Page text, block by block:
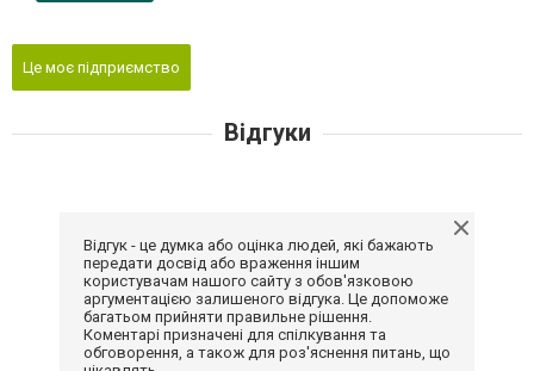
Це моє підприємство
Відгуки
Відгук - це думка або оцінка людей, які бажають
передати досвід або враження іншим
користувачам нашого сайту з обов'язковою
аргументацією залишеного відгука. Це допоможе
багатьом прийняти правильне рішення.
Коментарі призначені для спілкування та
обговорення, а також для роз'яснення питань, що